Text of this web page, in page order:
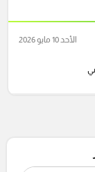
الأحد 10 مايو 2026